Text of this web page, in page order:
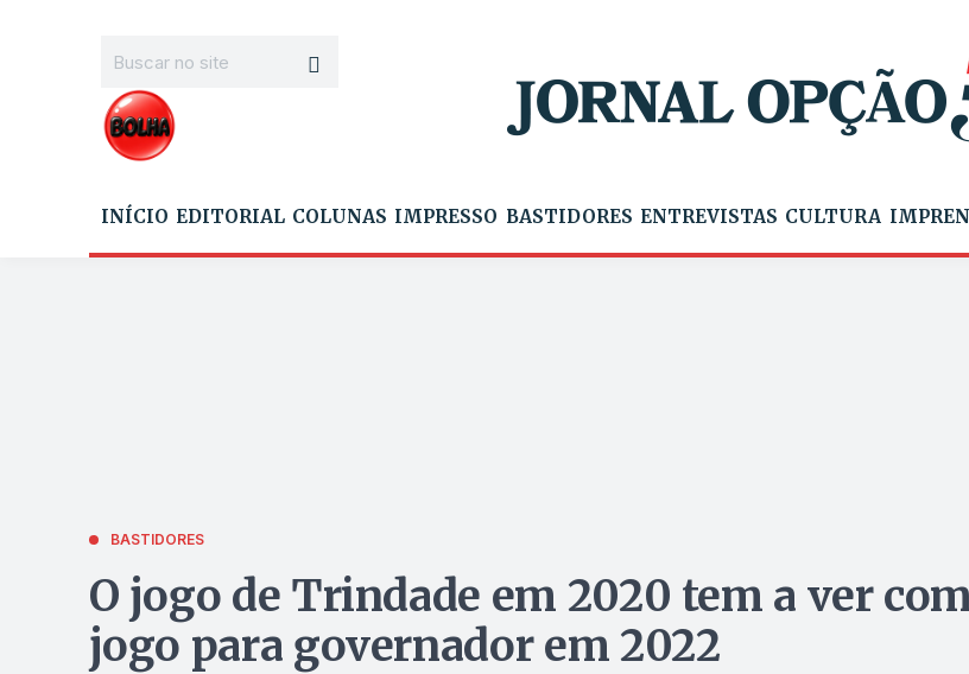
INÍCIO EDITORIAL COLUNAS IMPRESSO BASTIDORES ENTREVISTAS CULTURA
BASTIDORES
O jogo de Trindade em 2020 tem a ver
jogo para governador em 2022